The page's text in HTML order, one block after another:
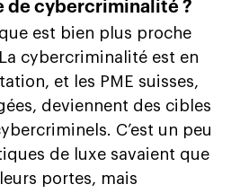
de cybercriminalité ?
est bien plus proche
cybercriminalité est en
et les PME suisses,
deviennent des cibles
C’est un peu
de luxe savaient que
portes, mais